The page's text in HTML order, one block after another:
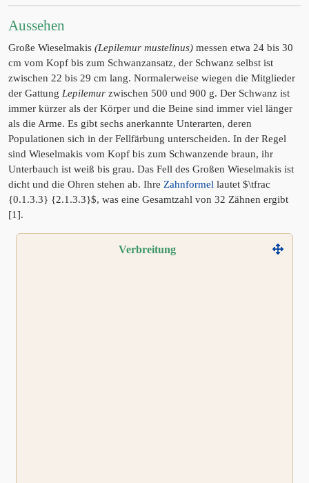
Aussehen
Große Wieselmakis (Lepilemur mustelinus) messen etwa 24 bis 30
cm vom Kopf bis zum Schwanzansatz, der Schwanz selbst ist
zwischen 22 bis 29 cm lang. Normalerweise wiegen die Mitglieder
der Gattung Lepilemur zwischen 500 und 900 g. Der Schwanz ist
immer kürzer als der Körper und die Beine sind immer viel länger
als die Arme. Es gibt sechs anerkannte Unterarten, deren
Populationen sich in der Fellfärbung unterscheiden. In der Regel
sind Wieselmakis vom Kopf bis zum Schwanzende braun, ihr
Unterbauch ist weiß bis grau. Das Fell des Großen Wieselmakis ist
dicht und die Ohren stehen ab. Ihre Zahnformel lautet $\tfrac
{0.1.3.3} {2.1.3.3}$, was eine Gesamtzahl von 32 Zähnen ergibt
[1].
Verbreitung